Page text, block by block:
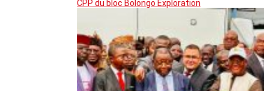
CPP du bloc Bolongo Exploration